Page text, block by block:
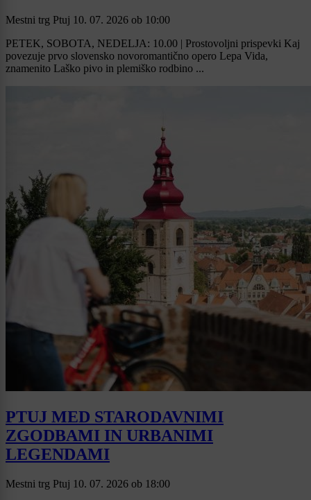
Mestni trg Ptuj 10. 07. 2026 ob 10:00
PETEK, SOBOTA, NEDELJA: 10.00 | Prostovoljni prispevki Kaj
povezuje prvo slovensko novoromantično opero Lepa Vida,
znamenito Laško pivo in plemiško rodbino ...
PTUJ MED STARODAVNIMI
ZGODBAMI IN URBANIMI
LEGENDAMI
Mestni trg Ptuj 10. 07. 2026 ob 18:00